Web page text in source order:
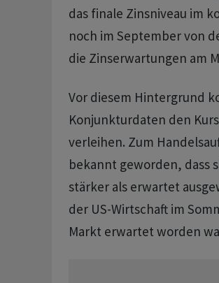
das finale Zinsniveau im
noch im September von
die Zinserwartungen am
Vor diesem Hintergrund
Konjunkturdaten den
verleihen. Zum
bekannt geworden, dass
stärker als erwartet
der US-Wirtschaft im
Markt erwartet worden